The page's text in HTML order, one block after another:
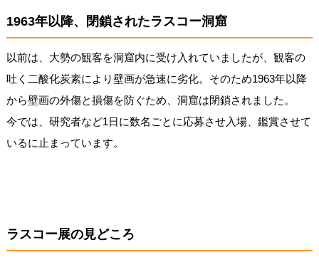
1963年以降、閉鎖されたラスコー洞窟
以前は、大勢の観客を洞窟内に受け入れていましたが、観客の
吐く二酸化炭素により壁画が急速に劣化。そのため1963年以降
から壁画の外傷と損傷を防ぐため、洞窟は閉鎖されました。
今では、研究者など1日に数名ごとに応募させ入場、鑑賞させて
いるに止まっています。
ラスコー展の見どころ